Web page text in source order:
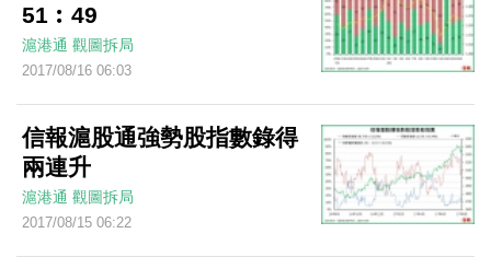
51︰49
滬港通 觀圖拆局
2017/08/16 06:03
信報滬股通強勢股指數錄得
兩連升
滬港通 觀圖拆局
2017/08/15 06:22